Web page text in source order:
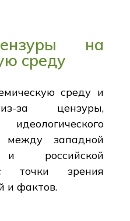
на
среду
среду и
за цензуры,
между западной
и российской
точки зрения
и фактов.